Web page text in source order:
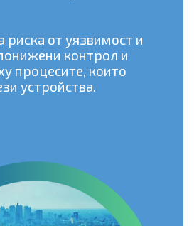
риска от уязвимост и
контрол и
процесите, които
устройства.